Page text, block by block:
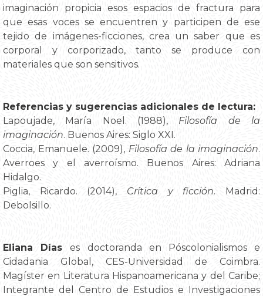
imaginación propicia esos espacios de fractura para
que esas voces se encuentren y participen de ese
tejido de imágenes-ficciones, crea un saber que es
corporal y corporizado, tanto se produce con
materiales que son sensitivos.
Referencias y sugerencias adicionales de lectura:
Lapoujade, María Noel. (1988), Filosofía de la
imaginación. Buenos Aires: Siglo XXI.
Coccia, Emanuele. (2009), Filosofía de la imaginación.
Averroes y el averroísmo. Buenos Aires: Adriana
Hidalgo.
Piglia, Ricardo. (2014), Crítica y ficción. Madrid:
Debolsillo.
Eliana Díases doctoranda en Póscolonialismos e
Cidadania Global, CES-Universidad de Coimbra.
Magíster en Literatura Hispanoamericana y del Caribe;
Integrante del Centro de Estudios e Investigaciones